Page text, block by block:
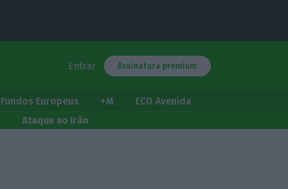
Entrar Assinatura premium
Fundos Europeus +M
ECO Avenida
Ataque ao Irão